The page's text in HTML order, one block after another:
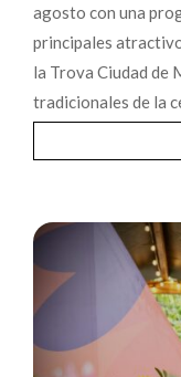
agosto con una
principales
la Trova Ciudad de
tradicionales de la